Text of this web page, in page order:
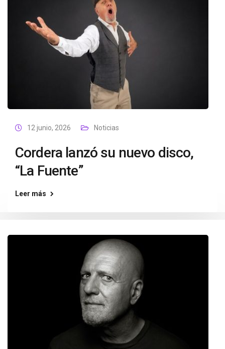
12 junio, 2026 Noticias
Cordera lanzó su nuevo disco,
“La Fuente”
Leer más